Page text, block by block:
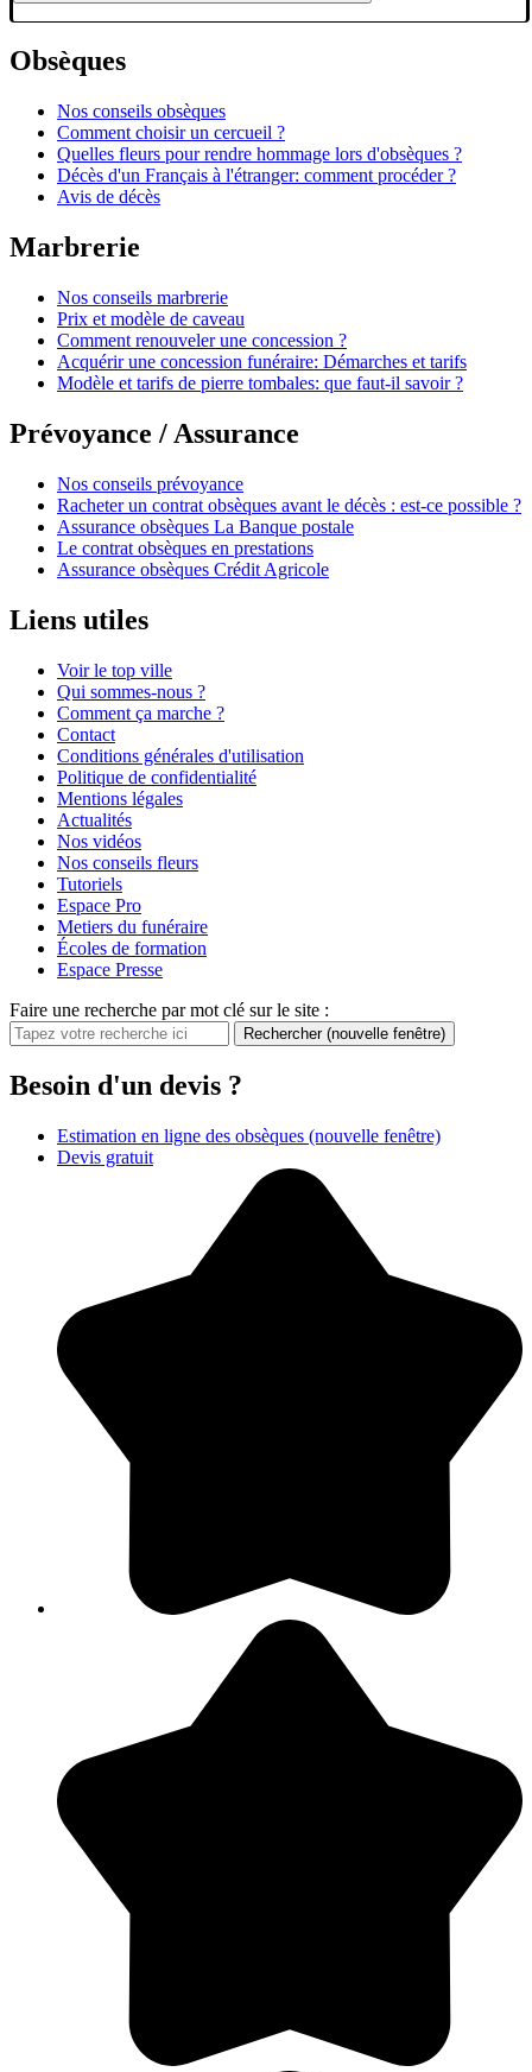
Obsèques
Nos conseils obsèques
Comment choisir un cercueil ?
Quelles fleurs pour rendre hommage lors d'obsèques ?
Décès d'un Français à l'étranger: comment procéder ?
Avis de décès
Marbrerie
Nos conseils marbrerie
Prix et modèle de caveau
Comment renouveler une concession ?
Acquérir une concession funéraire: Démarches et tarifs
Modèle et tarifs de pierre tombales: que faut-il savoir ?
Prévoyance / Assurance
Nos conseils prévoyance
Racheter un contrat obsèques avant le décès : est-ce possible ?
Assurance obsèques La Banque postale
Le contrat obsèques en prestations
Assurance obsèques Crédit Agricole
Liens utiles
Voir le top ville
Qui sommes-nous ?
Comment ça marche ?
Contact
Conditions générales d'utilisation
Politique de confidentialité
Mentions légales
Actualités
Nos vidéos
Nos conseils fleurs
Tutoriels
Espace Pro
Metiers du funéraire
Écoles de formation
Espace Presse
Faire une recherche par mot clé sur le site :
Rechercher (nouvelle fenêtre)
Besoin d'un devis ?
Estimation en ligne des obsèques (nouvelle fenêtre)
Devis gratuit